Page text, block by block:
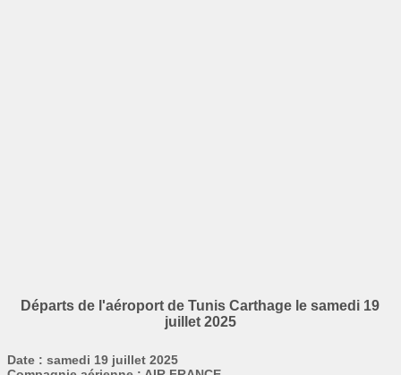
Départs de l'aéroport de Tunis Carthage le samedi 19
juillet 2025
Date : samedi 19 juillet 2025